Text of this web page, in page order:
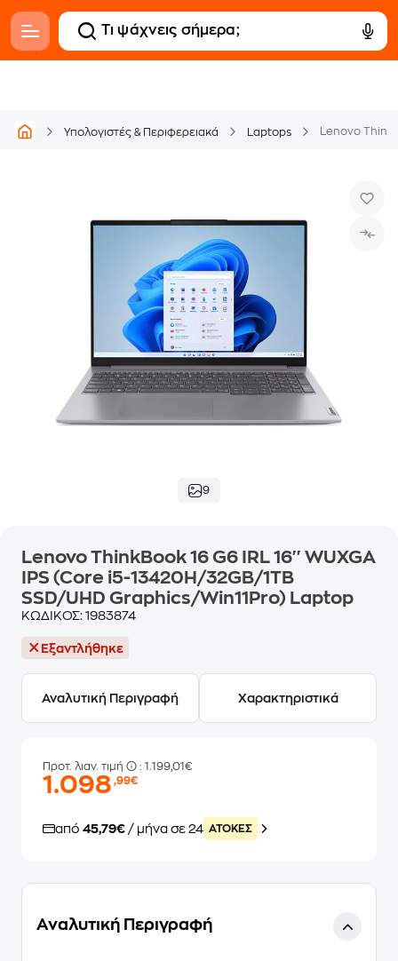
Υπολογιστές & Περιφερειακά Laptops
9
Lenovo ThinkBook 16 G6 IRL 16'' WUXGA
IPS (Core i5-13420H/32GB/1TB
SSD/UHD Graphics/Win11Pro) Laptop
ΚΩΔΙΚΟΣ: 1983874
Εξαντλήθηκε
Αναλυτική Περιγραφή Χαρακτηριστικά
Προτ. λιαν. τιμή : 1.199,01€
1.098,99€
από 45,79€ / μήνα σε 24 ATOKEΣ
Αναλυτική Περιγραφή